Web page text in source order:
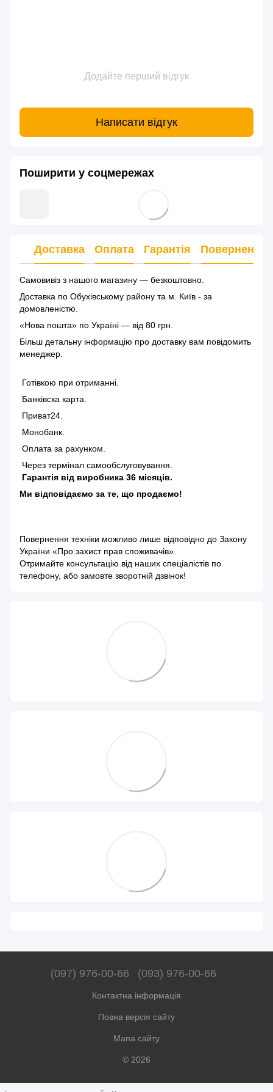
Додайте перший відгук
Написати відгук
Поширити у соцмережах
Доставка Оплата Гарантія Повернення
Самовивіз з нашого магазину — безкоштовно.
Доставка по Обухівському району та м. Київ - за
домовленістю.
«Нова пошта» по Україні — від 80 грн.
Більш детальну інформацію про доставку вам повідомить
менеджер.
Готівкою при отриманні.
Банківска карта.
Приват24.
Монобанк.
Оплата за рахунком.
Через термінал самообслуговування.
Гарантія від виробника 36 місяців.
Ми відповідаємо за те, що продаємо!
Повернення техніки можливо лише відповідно до Закону
України «Про захист прав споживачів».
Отримайте консультацію від наших спеціалістів по
телефону, або замовте зворотній дзвінок!
(097) 976-00-66 (093) 976-00-66
Контактна інформація
Повна версія сайту
Мапа сайту
© 2026